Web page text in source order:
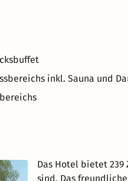
inkl. Sauna und
Das Hotel bietet 239
sind. Das